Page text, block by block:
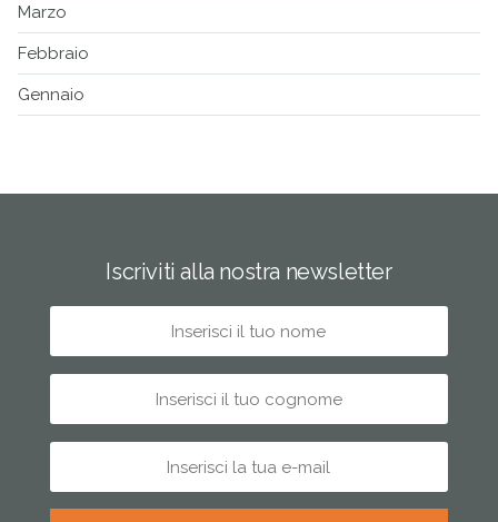
Marzo
Febbraio
Gennaio
Iscriviti alla nostra newsletter